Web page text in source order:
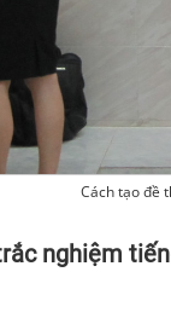
Cách tạo đề
nghiệm